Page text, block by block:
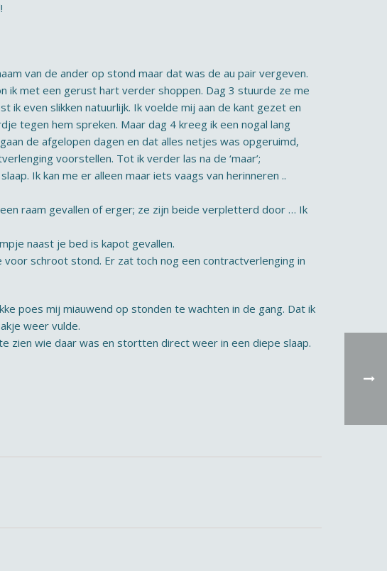
van de ander op stond maar dat was de au pair vergeven.
ik met een gerust hart verder shoppen. Dag 3 stuurde ze me
ik even slikken natuurlijk. Ik voelde mij aan de kant gezet en
tegen hem spreken. Maar dag 4 kreeg ik een nogal lang
de afgelopen dagen en dat alles netjes was opgeruimd,
voorstellen. Tot ik verder las na de ‘maar’;
Ik kan me er alleen maar iets vaags van herinneren ..
raam gevallen of erger; ze zijn beide verpletterd door … Ik
naast je bed is kapot gevallen.
schroot stond. Er zat toch nog een contractverlenging in
poes mij miauwend op stonden te wachten in de gang. Dat ik
weer vulde.
zien wie daar was en stortten direct weer in een diepe slaap.